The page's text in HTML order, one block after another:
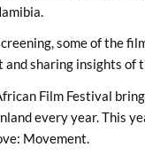
some of the
and sharing insights of
Film Festival
every year. This
Movement.